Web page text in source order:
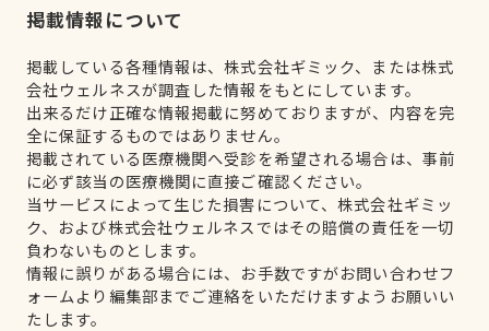
掲載情報について
掲載している各種情報は、株式会社ギミック、または株式
会社ウェルネスが調査した情報をもとにしています。
出来るだけ正確な情報掲載に努めておりますが、内容を完
全に保証するものではありません。
掲載されている医療機関へ受診を希望される場合は、事前
に必ず該当の医療機関に直接ご確認ください。
当サービスによって生じた損害について、株式会社ギミッ
ク、および株式会社ウェルネスではその賠償の責任を一切
負わないものとします。
情報に誤りがある場合には、お手数ですがお問い合わせフ
ォームより編集部までご連絡をいただけますようお願いい
たします。